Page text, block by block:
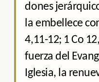
dones
la embellece
4,11-12; 1 Co
fuerza del
Iglesia, la